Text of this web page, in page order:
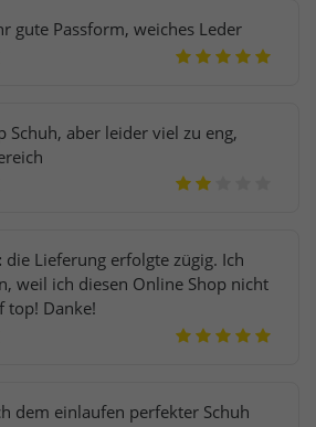
gute Passform, weiches Leder
Schuh, aber leider viel zu eng,
die Lieferung erfolgte zügig. Ich
weil ich diesen Online Shop nicht
top! Danke!
dem einlaufen perfekter Schuh